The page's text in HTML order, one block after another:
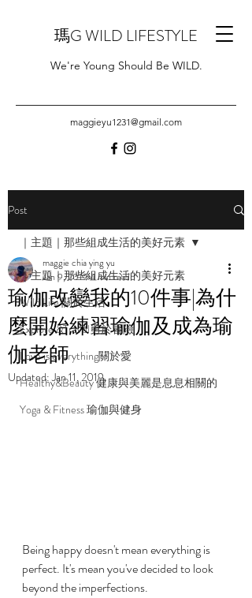
瑪G WILD LIFESTYLE
We're Young Should Be WILD.
maggieyu1231@gmail.com
Post
｜主題｜那些組成生活的美好元素
Wild Life 關於生活
Explore &Travel勇於冒險
Love is everything關於愛
Healthy&Beauty 健康與美麗是息息相關的
Yoga & Fitness 瑜伽與健身
｜主題｜那些組成生活的美好元素
瑜伽改變我的10件事|為什
麼開始練習瑜伽及成為瑜
伽老師
maggie chia ying yu
Jan 9, 20194 min read
Updated:Jan 11, 2019
Being happy doesn't mean everything is
perfect. It's mean you've decided to look
beyond the imperfections.